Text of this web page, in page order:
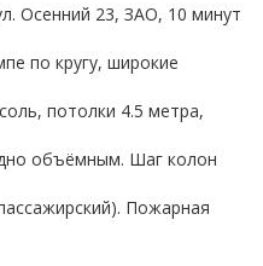
Осенний 23, ЗАО, 10 минут
по кругу, широкие
потолки 4.5 метра,
объёмным. Шаг колон
Пожарная